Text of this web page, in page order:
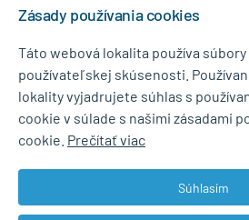
NEWSLETTER
Súhlasím so spracovaním osobných údajov
Zásady ochrany osobných údajov
Zásady používania cookies
Táto webová lokalita používa
používateľskej skúsenosti.
lokality vyjadrujete súhlas s
cookie v súlade s našimi zásadami
cookie. Prečítať viac
Súhlasím